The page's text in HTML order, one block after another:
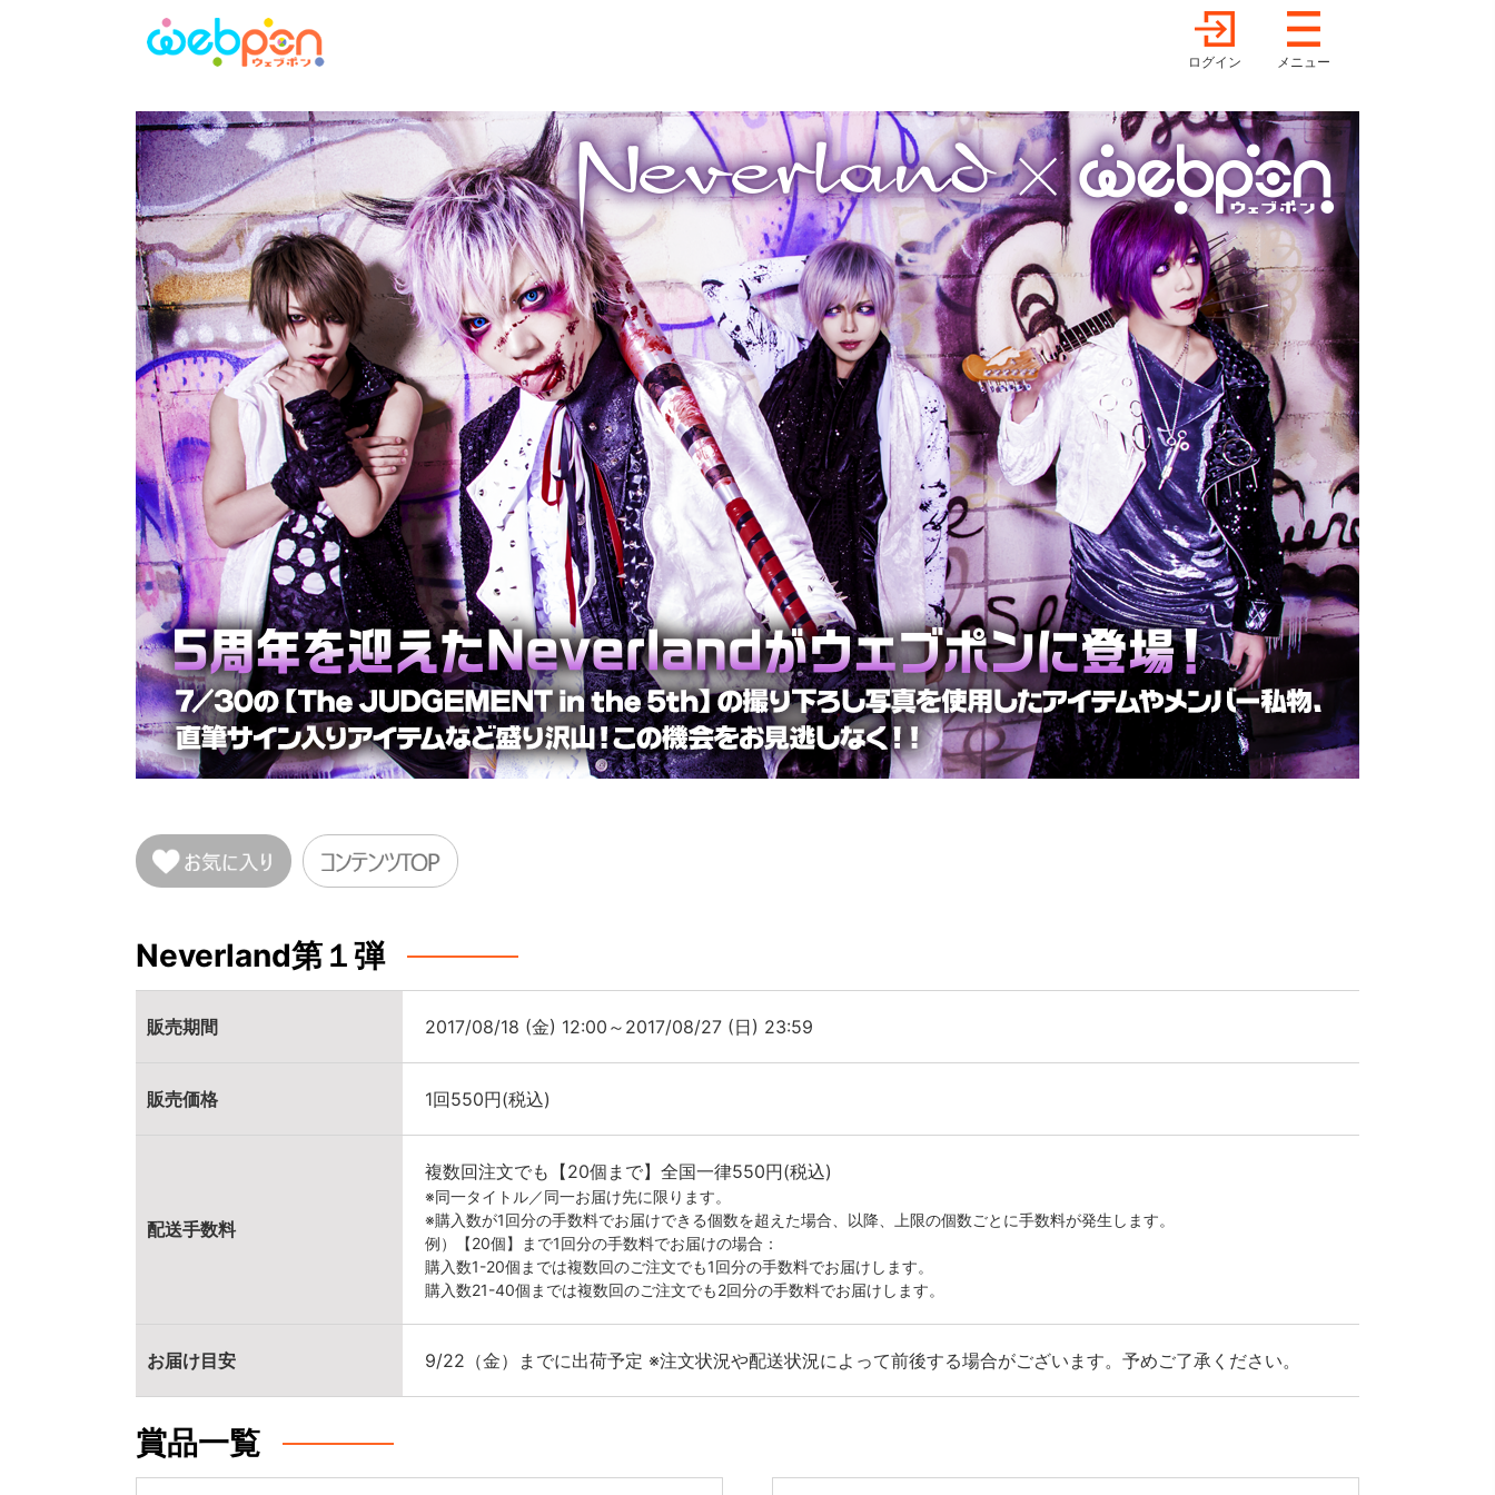
ログイン メニュー
Neverland第１弾
販売期間 2017/08/18 (金) 12:00～2017/08/27 (日) 23:59
販売価格 1回550円(税込)
配送手数料
複数回注文でも【20個まで】全国一律550円(税込)
※同一タイトル／同一お届け先に限ります。
※購入数が1回分の手数料でお届けできる個数を超えた場合、以降、上限の個数ごとに手数料が発生します。
例）【20個】まで1回分の手数料でお届けの場合：
購入数1-20個までは複数回のご注文でも1回分の手数料でお届けします。
購入数21-40個までは複数回のご注文でも2回分の手数料でお届けします。
お届け目安 9/22（金）までに出荷予定 ※注文状況や配送状況によって前後する場合がございます。予めご了承ください。
賞品一覧